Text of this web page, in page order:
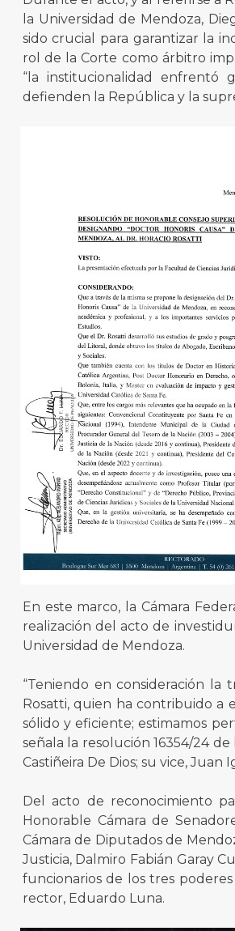
la Universidad de Mendoza,
sido crucial para garantizar la
rol de la Corte como árbitro
“la institucionalidad enfrentó
defienden la República y la
En este marco, la Cámara
realización del acto de
Universidad de Mendoza.
“Teniendo en consideración
Rosatti, quien ha contribuido a
sólido y eficiente; estimamos
señala la resolución 16354/24
Castiñeira De Dios; su vice,
Del acto de reconocimiento
Honorable Cámara de
Cámara de Diputados de
Justicia, Dalmiro Fabián Garay
funcionarios de los tres
rector, Eduardo Luna.